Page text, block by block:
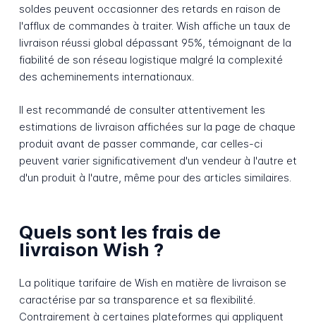
soldes peuvent occasionner des retards en raison de
l'afflux de commandes à traiter. Wish affiche un taux de
livraison réussi global dépassant 95%, témoignant de la
fiabilité de son réseau logistique malgré la complexité
des acheminements internationaux.
Il est recommandé de consulter attentivement les
estimations de livraison affichées sur la page de chaque
produit avant de passer commande, car celles-ci
peuvent varier significativement d'un vendeur à l'autre et
d'un produit à l'autre, même pour des articles similaires.
Quels sont les frais de
livraison Wish ?
La politique tarifaire de Wish en matière de livraison se
caractérise par sa transparence et sa flexibilité.
Contrairement à certaines plateformes qui appliquent